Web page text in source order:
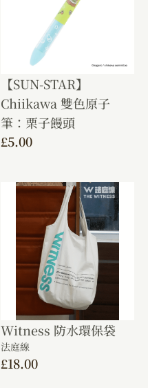
【SUN-STAR】
Chiikawa 雙色原子
筆：栗子饅頭
£5.00
Witness 防水環保袋
法庭線
£18.00